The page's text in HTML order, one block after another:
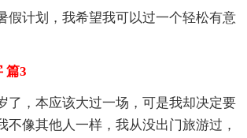
假计划，我希望我可以过一个轻松有意
篇3
了，本应该大过一场，可是我却决定要
不像其他人一样，我从没出门旅游过，